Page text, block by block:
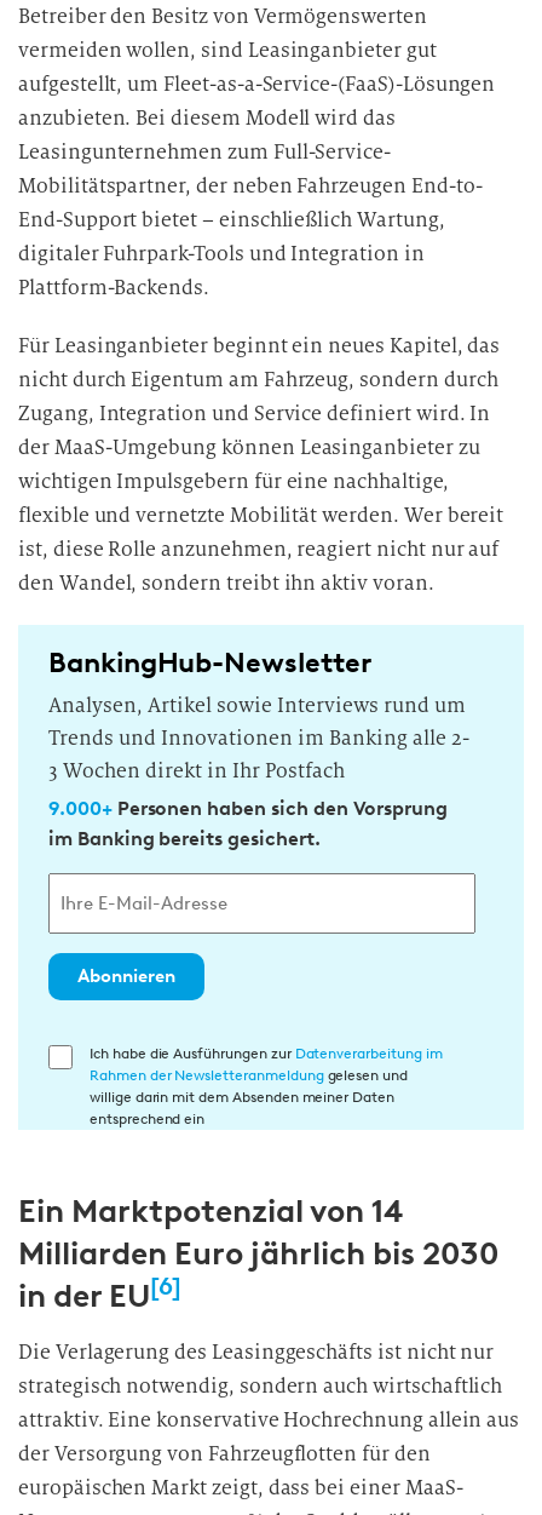
Betreiber den Besitz von Vermögenswerten
vermeiden wollen, sind Leasinganbieter gut
aufgestellt, um Fleet-as-a-Service-(FaaS)-Lösungen
anzubieten. Bei diesem Modell wird das
Leasingunternehmen zum Full-Service-
Mobilitätspartner, der neben Fahrzeugen End-to-
End-Support bietet – einschließlich Wartung,
digitaler Fuhrpark-Tools und Integration in
Plattform-Backends.
Für Leasinganbieter beginnt ein neues Kapitel, das
nicht durch Eigentum am Fahrzeug, sondern durch
Zugang, Integration und Service definiert wird. In
der MaaS-Umgebung können Leasinganbieter zu
wichtigen Impulsgebern für eine nachhaltige,
flexible und vernetzte Mobilität werden. Wer bereit
ist, diese Rolle anzunehmen, reagiert nicht nur auf
den Wandel, sondern treibt ihn aktiv voran.
BankingHub-Newsletter
Analysen, Artikel sowie Interviews rund um
Trends und Innovationen im Banking alle 2-
3 Wochen direkt in Ihr Postfach
9.000+Personen haben sich den Vorsprung
im Banking bereits gesichert.
Abonnieren
E
l
i
g
n
g
i
n
Ich habe die Ausführungen zur Datenverarbeitung im
Rahmen der Newsletteranmeldunggelesen und
willige darin mit dem Absenden meiner Daten
entsprechend ein
Ein Marktpotenzial von 14
Milliarden Euro jährlich bis 2030
in der EU[6]
Die Verlagerung des Leasinggeschäfts ist nicht nur
strategisch notwendig, sondern auch wirtschaftlich
attraktiv. Eine konservative Hochrechnung allein aus
der Versorgung von Fahrzeugflotten für den
europäischen Markt zeigt, dass bei einer MaaS-